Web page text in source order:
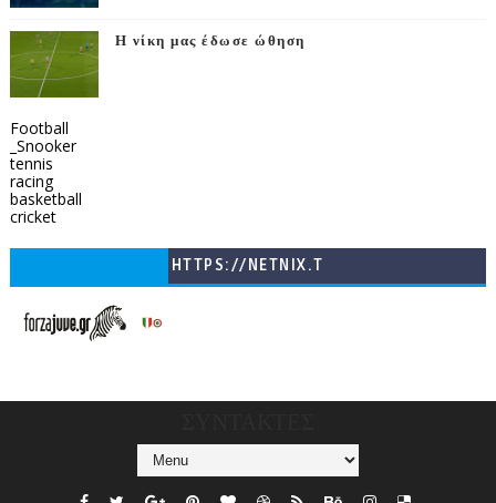
Η νίκη μας έδωσε ώθηση
Football
_Snooker
tennis
racing
basketball
cricket
HTTPS://NETNIX.T